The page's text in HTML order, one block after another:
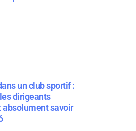
un club sportif :
dirigeants
absolument savoir